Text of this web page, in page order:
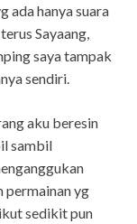
ada hanya suara
Sayaang,
saya tampak
sendiri.
aku beresin
sambil
permainan yg
sedikit pun